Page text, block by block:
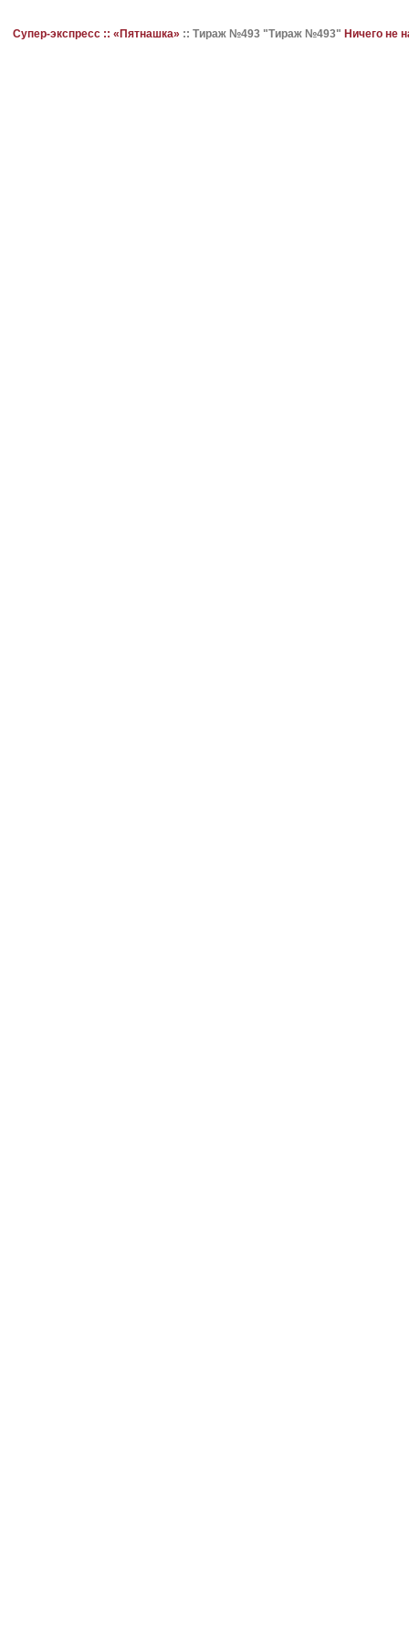
Супер-экспресс :: «Пятнашка» :: Тираж №493 "Тираж №493" Ничего не